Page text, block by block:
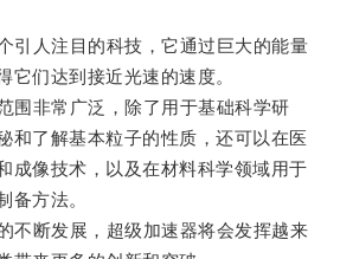
人注目的科技，它通过巨大的能量
它们达到接近光速的速度。
非常广泛，除了用于基础科学研
和了解基本粒子的性质，还可以在医
成像技术，以及在材料科学领域用于
备方法。
断发展，超级加速器将会发挥越来